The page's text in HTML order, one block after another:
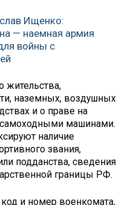
Ищенко:
— наемная армия
войны с
жительства,
наземных, воздушных
и о праве на
машинами.
наличие
звания,
подданства, сведения
границы РФ.
и номер военкомата,